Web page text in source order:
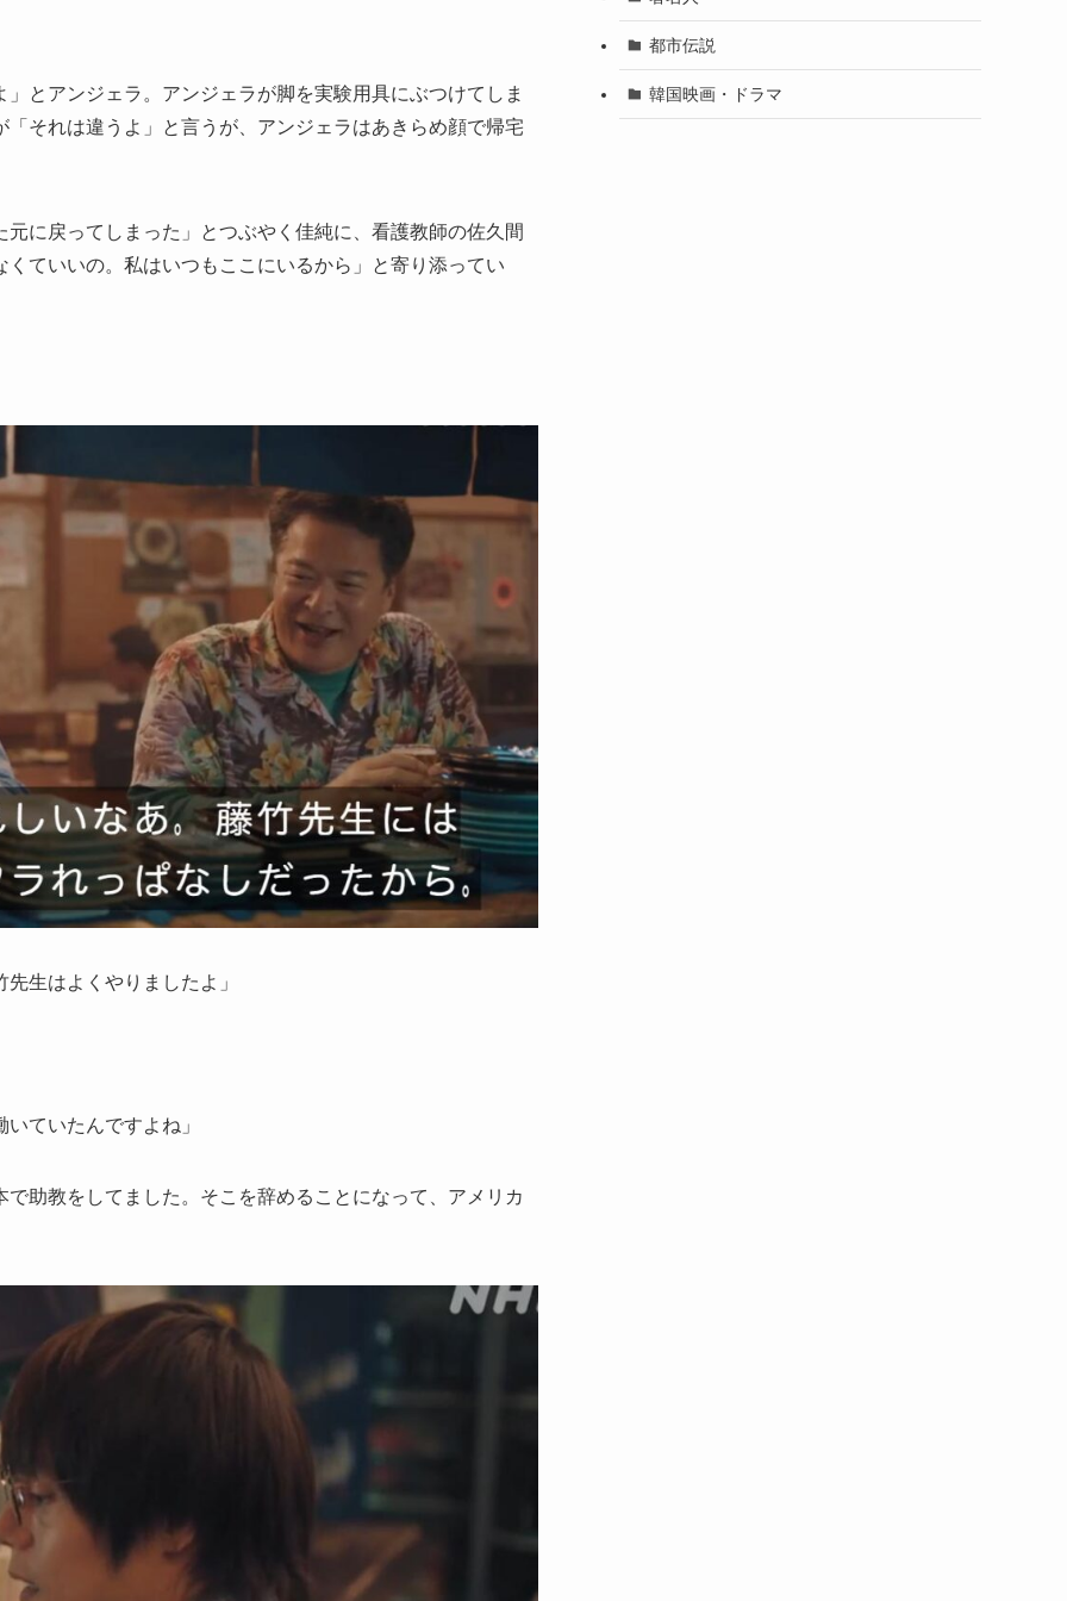
とアンジェラ。アンジェラが脚を実験用具にぶつけてしま
それは違うよ」と言うが、アンジェラはあきらめ顔で帰宅
に戻ってしまった」とつぶやく佳純に、看護教師の佐久間
ていいの。私はいつもここにいるから」と寄り添ってい
生はよくやりましたよ」
ていたんですよね」
助教をしてました。そこを辞めることになって、アメリカ
都市伝説
韓国映画・ドラマ